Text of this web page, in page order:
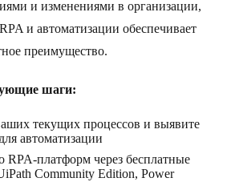
и изменениями в организации,
и автоматизации обеспечивает
преимущество.
шаги:
текущих процессов и выявите
автоматизации
RPA-платформ через бесплатные
Community Edition, Power